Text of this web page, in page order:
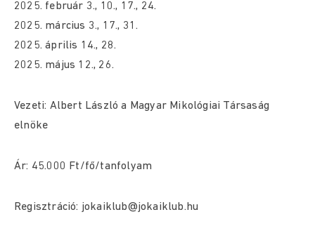
2025. február 3., 10., 17., 24.
2025. március 3., 17., 31.
2025. április 14., 28.
2025. május 12., 26.
Vezeti: Albert László a Magyar Mikológiai Társaság
elnöke
Ár: 45.000 Ft/fő/tanfolyam
Regisztráció: jokaiklub@jokaiklub.hu